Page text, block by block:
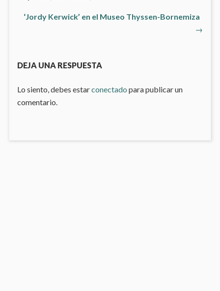
‘Jordy Kerwick’ en el Museo Thyssen-Bornemiza
→
DEJA UNA RESPUESTA
Lo siento, debes estarconectado para publicar un
comentario.